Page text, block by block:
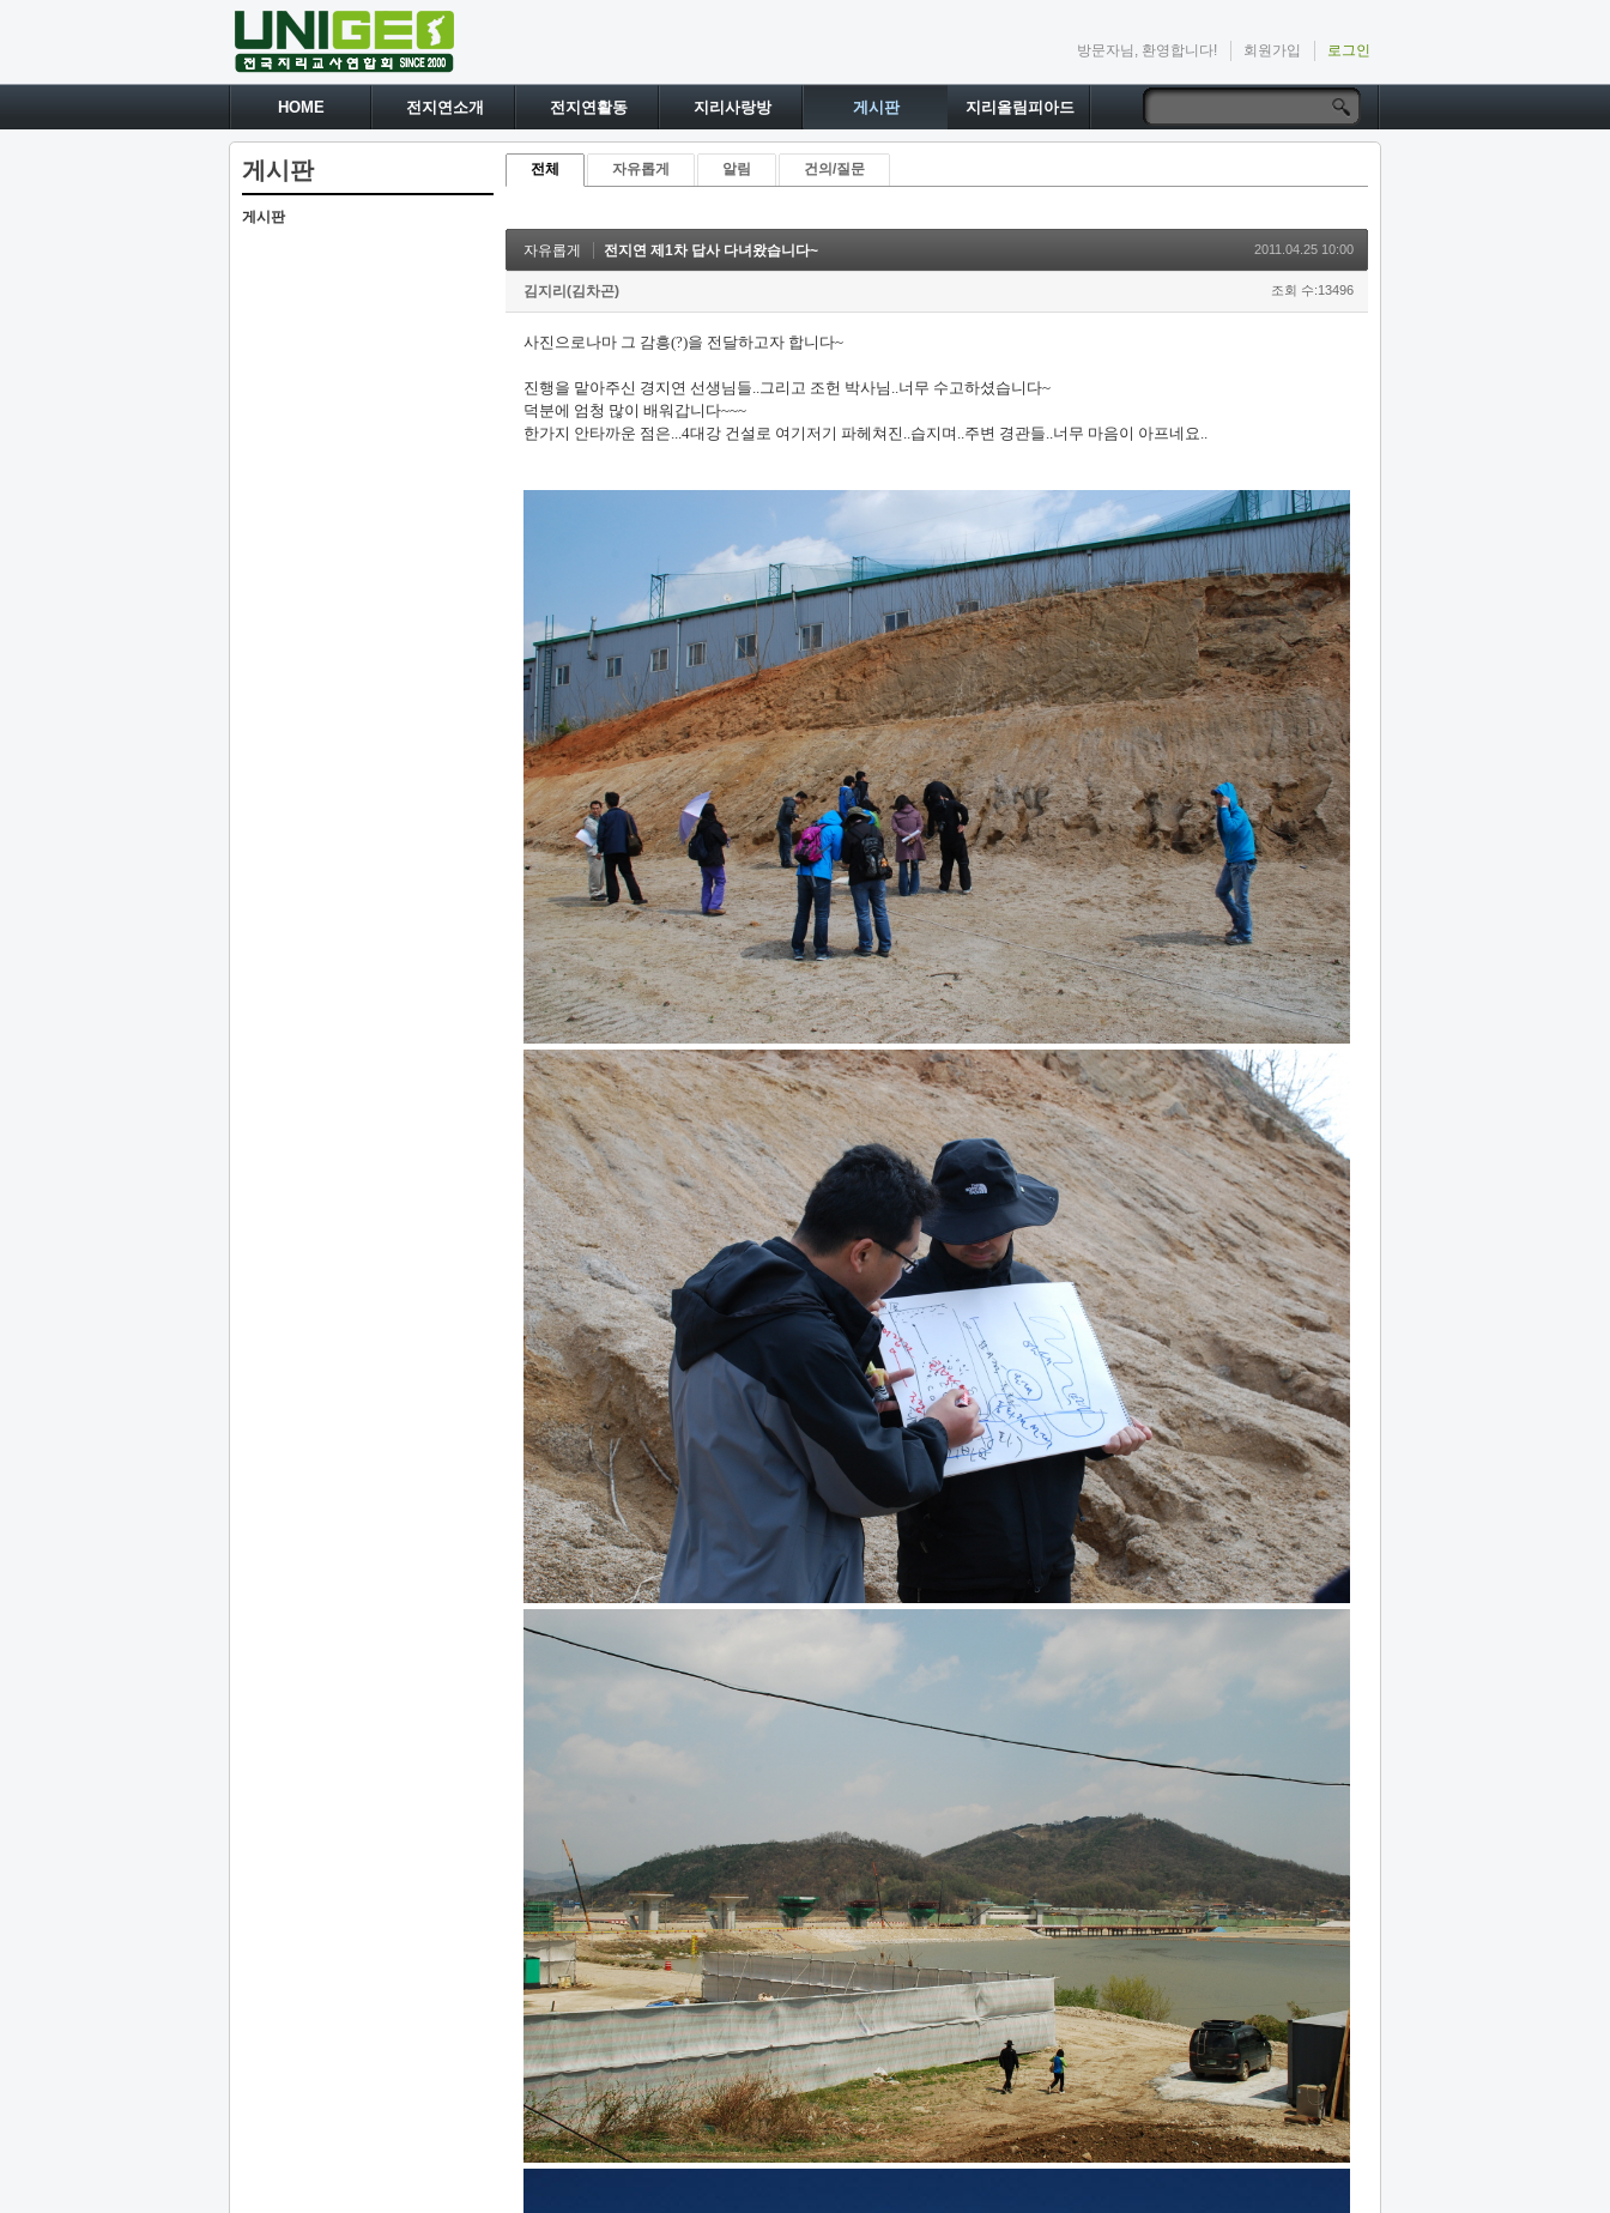
방문자님, 환영합니다! 회원가입 로그인
HOME 전지연소개 전지연활동 지리사랑방 게시판 지리올림피아드
게시판
게시판
전체 자유롭게 알림 건의/질문
자유롭게 전지연 제1차 답사 다녀왔습니다~ 2011.04.25 10:00
김지리(김차곤) 조회 수:13496
사진으로나마 그 감흥(?)을 전달하고자 합니다~
진행을 맡아주신 경지연 선생님들..그리고 조헌 박사님..너무 수고하셨습니다~
덕분에 엄청 많이 배워갑니다~~~
한가지 안타까운 점은...4대강 건설로 여기저기 파헤쳐진..습지며..주변 경관들..너무 마음이 아프네요..